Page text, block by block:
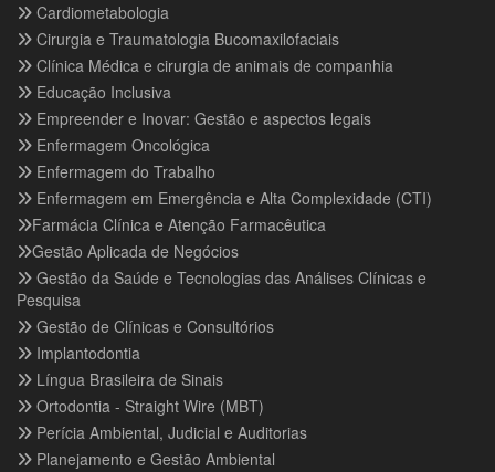
Cardiometabologia
Cirurgia e Traumatologia Bucomaxilofaciais
Clínica Médica e cirurgia de animais de companhia
Educação Inclusiva
Empreender e Inovar: Gestão e aspectos legais
Enfermagem Oncológica
Enfermagem do Trabalho
Enfermagem em Emergência e Alta Complexidade (CTI)
Farmácia Clínica e Atenção Farmacêutica
Gestão Aplicada de Negócios
Gestão da Saúde e Tecnologias das Análises Clínicas e
Pesquisa
Gestão de Clínicas e Consultórios
Implantodontia
Língua Brasileira de Sinais
Ortodontia - Straight Wire (MBT)
Perícia Ambiental, Judicial e Auditorias
Planejamento e Gestão Ambiental